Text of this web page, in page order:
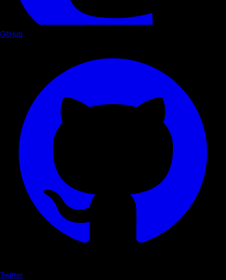
GitHub
Twitter